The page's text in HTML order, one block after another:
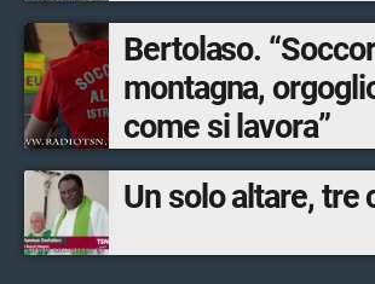
Bertolaso.
montagna,
come si lavora”
Un solo altare, tre